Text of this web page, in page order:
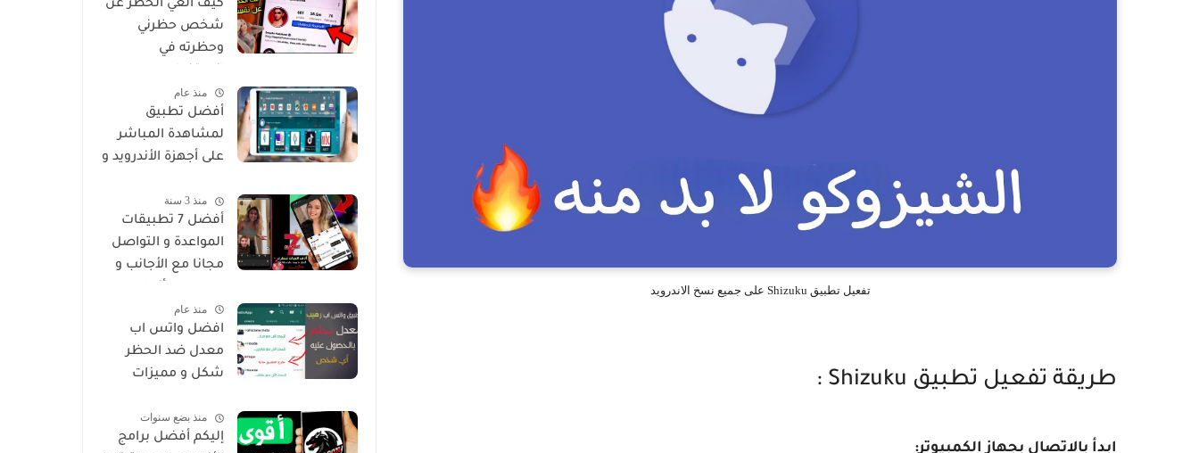
تفعيل تطبيق Shizuku على جميع نسخ الاندرويد
طريقة تفعيل تطبيق Shizuku :
ابدأ بالاتصال بجهاز الكمبيوتر:
كيف الغي الحظر عن
شخص حظرني
وحظرته في
منذ عام
أفضل تطبيق
لمشاهدة المباشر
على أجهزة الأندرويد و
منذ 3 سنة
أفضل 7 تطبيقات
المواعدة و التواصل
مجانا مع الأجانب و
العالم
منذ عام
افضل واتس اب
معدل ضد الحظر
شكل و مميزات
Goldمنذ بضع سنوات
إليكم أفضل برامج